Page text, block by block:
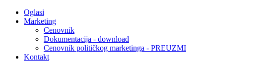
Oglasi
Marketing
Cenovnik
Dokumentacija - download
Cenovnik političkog marketinga - PREUZMI
Kontakt